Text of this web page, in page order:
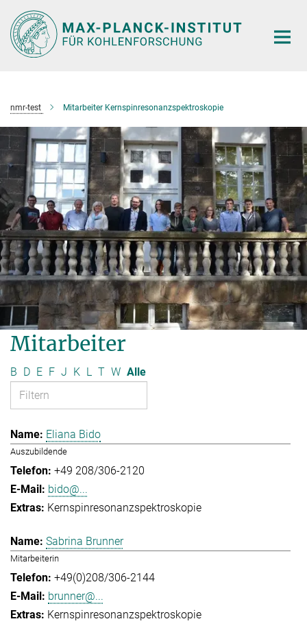
Hauptinhalt
nmr-test Mitarbeiter Kernspinresonanzspektroskopie
Mitarbeiter
B D E F J K L T W Alle
Eliana Bido
Auszubildende
+49 208/306-2120
bido@...
Kernspinresonanzspektroskopie
Sabrina Brunner
Mitarbeiterin
+49(0)208/306-2144
brunner@...
Kernspinresonanzspektroskopie